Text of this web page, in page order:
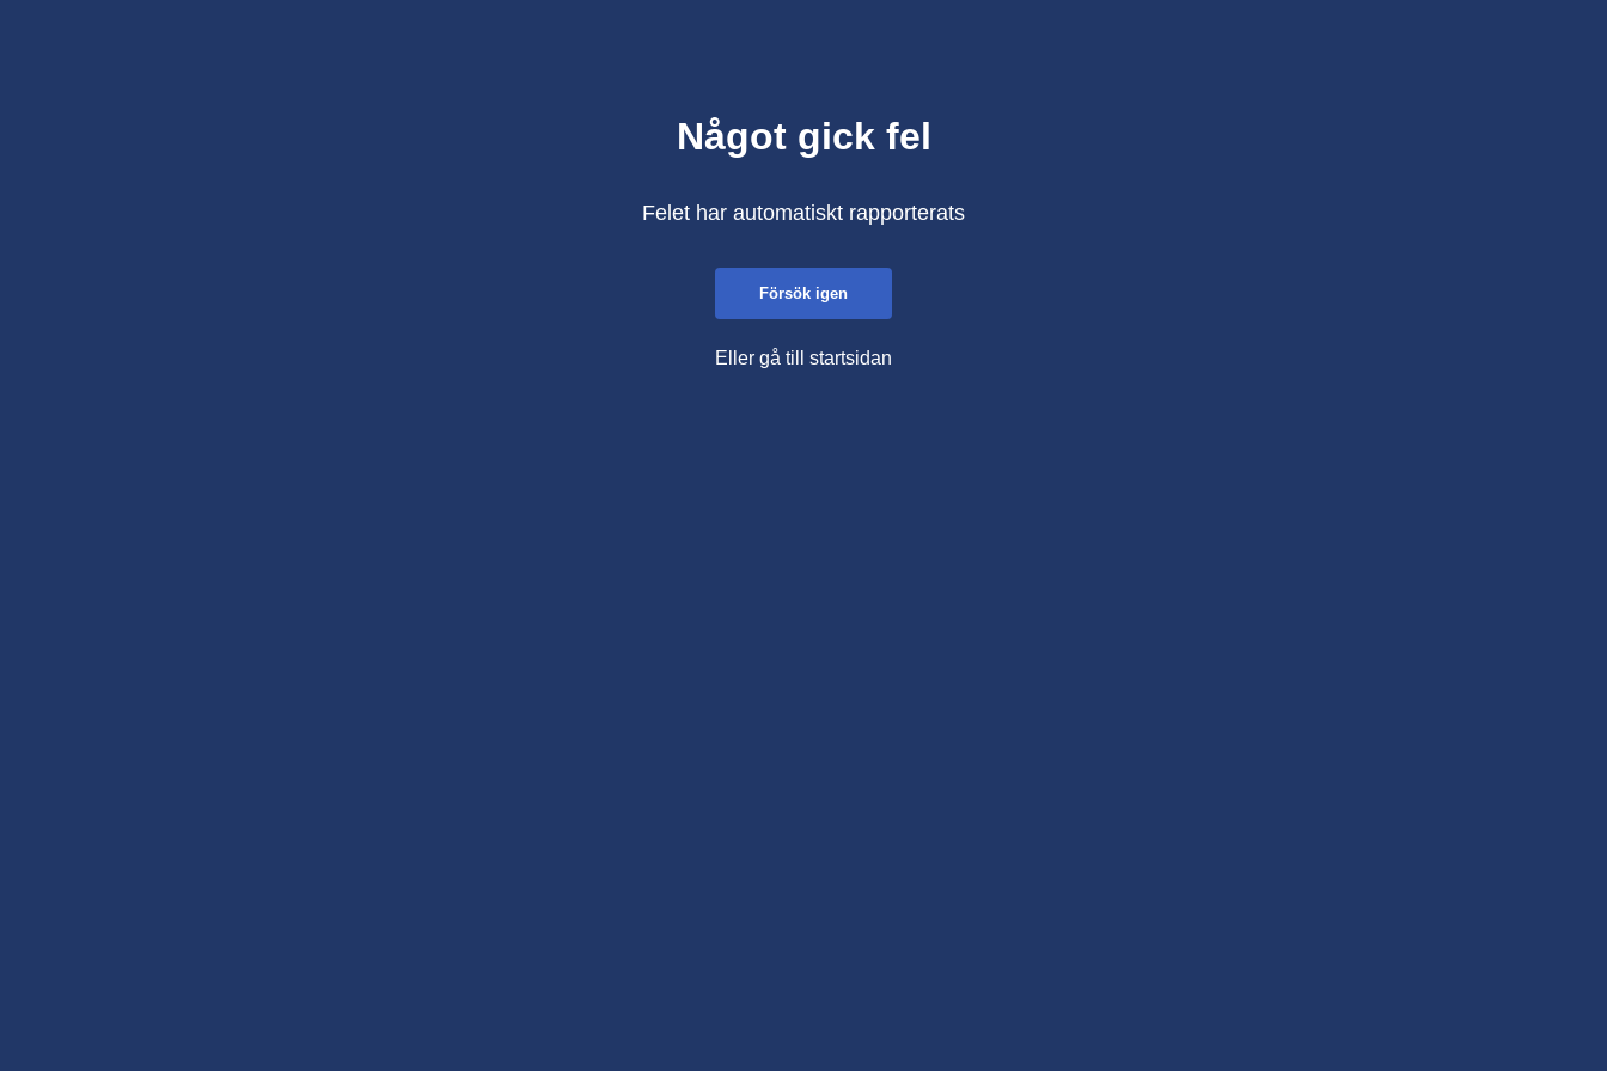
Något gick fel
Felet har automatiskt rapporterats
Försök igen
Eller gå till startsidan